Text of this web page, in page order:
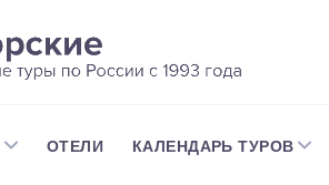
ОТЕЛИ КАЛЕНДАРЬ ТУРОВ